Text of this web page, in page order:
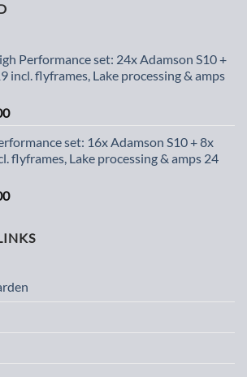
Performance set: 24x Adamson S10 +
incl. flyframes, Lake processing & amps
set: 16x Adamson S10 + 8x
flyframes, Lake processing & amps 24